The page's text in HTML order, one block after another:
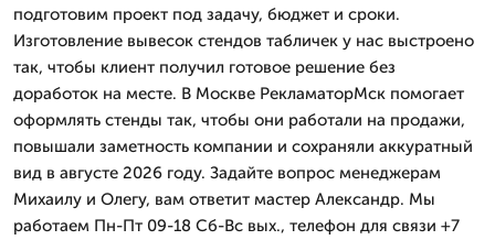
подготовим проект под задачу, бюджет и сроки.
Изготовление вывесок стендов табличек у нас выстроено
так, чтобы клиент получил готовое решение без
доработок на месте. В Москве РекламаторМск помогает
оформлять стенды так, чтобы они работали на продажи,
повышали заметность компании и сохраняли аккуратный
вид в августе 2026 году. Задайте вопрос менеджерам
Михаилу и Олегу, вам ответит мастер Александр. Мы
работаем Пн-Пт 09-18 Сб-Вс вых., телефон для связи +7